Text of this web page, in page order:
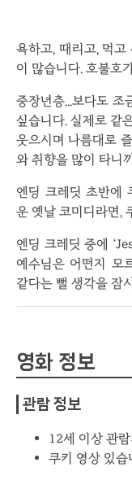
욕하고, 때리고, 먹
이 많습니다. 호불호
중장년층...보다도
싶습니다. 실제로 같
웃으시며 나름대로
와 취향을 많이 타니
엔딩 크레딧 초반에
운 옛날 코미디라면,
엔딩 크레딧 중에
예수님은 어떤지 모
같다는 뻘 생각을 잠
영화 정보
관람 정보
12세 이상 관
쿠키 영상 있습